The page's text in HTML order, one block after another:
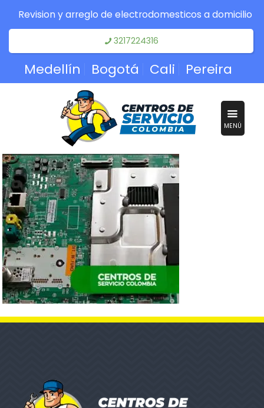
Revision y arreglo de electrodomesticos a domicilio
3217224316
Medellín Bogotá Cali Pereira
MENÚ